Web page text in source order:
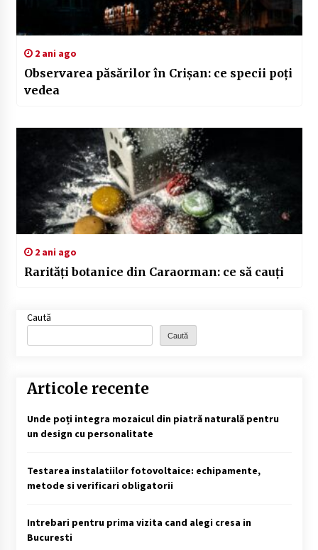
2 ani ago
Observarea păsărilor în Crișan: ce specii poți
vedea
2 ani ago
Rarități botanice din Caraorman: ce să cauți
Caută
Caută
Articole recente
Unde poți integra mozaicul din piatră naturală pentru
un design cu personalitate
Testarea instalatiilor fotovoltaice: echipamente,
metode si verificari obligatorii
Intrebari pentru prima vizita cand alegi cresa in
Bucuresti